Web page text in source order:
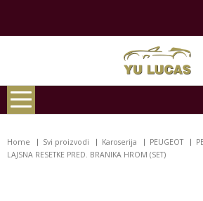
Home Svi proizvodi Karoserija PEUGEOT
LAJSNA RESETKE PRED. BRANIKA HROM (SET)